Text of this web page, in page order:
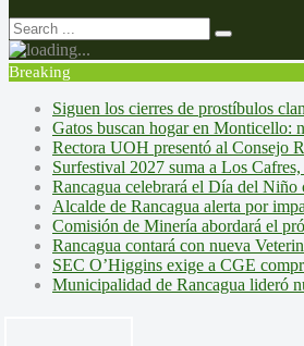
Breaking
Siguen los cierres de prostíbulos
Gatos buscan hogar en Monticello:
Rectora UOH presentó al Consejo
Surfestival 2027 suma a Los
Rancagua celebrará el Día del
Alcalde de Rancagua alerta por
Comisión de Minería abordará el
Rancagua contará con nueva
SEC O’Higgins exige a CGE
Municipalidad de Rancagua lideró